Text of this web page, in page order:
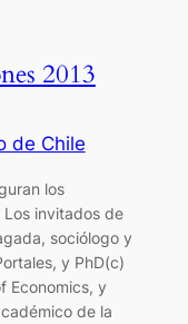
2013
de Chile
los
Los invitados de
sociólogo y
y PhD(c)
Economics, y
de la